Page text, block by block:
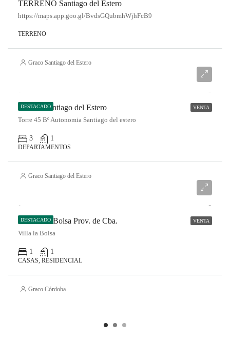
TERRENO Santiago del Estero
https://maps.app.goo.gl/BvdsGQubmhWjhFcB9
TERRENO
Graco Santiago del Estero
DESTACADO VENTA
DPTO. Santiago del Estero
Torre 45 Bº Autonomia Santiago del estero
3 1
DEPARTAMENTOS
Graco Santiago del Estero
DESTACADO VENTA
CASA La Bolsa Prov. de Cba.
Villa la Bolsa
1 1
CASAS, RESIDENCIAL
Graco Córdoba